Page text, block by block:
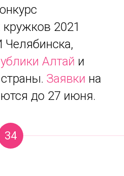
кружков 2021
Алтай и
Заявки на
до 27 июня.
34